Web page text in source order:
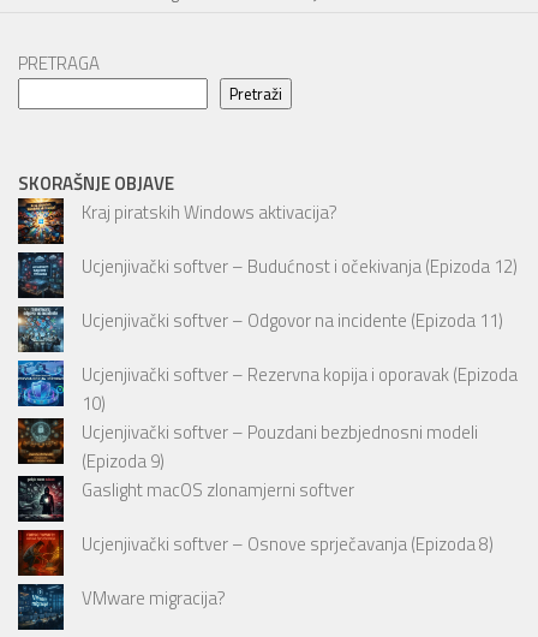
PRETRAGA
Pretraži
SKORAŠNJE OBJAVE
Kraj piratskih Windows aktivacija?
Ucjenjivački softver – Budućnost i očekivanja (Epizoda 12)
Ucjenjivački softver – Odgovor na incidente (Epizoda 11)
Ucjenjivački softver – Rezervna kopija i oporavak (Epizoda
10)
Ucjenjivački softver – Pouzdani bezbjednosni modeli
(Epizoda 9)
Gaslight macOS zlonamjerni softver
Ucjenjivački softver – Osnove sprječavanja (Epizoda 8)
VMware migracija?